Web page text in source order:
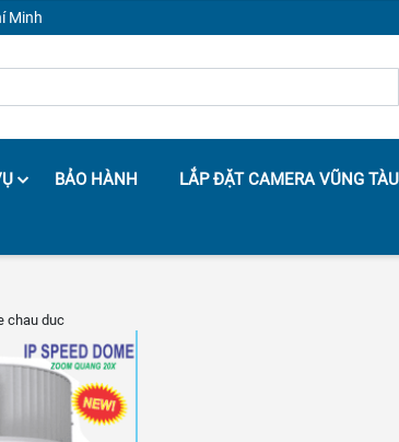
Minh
BẢO HÀNH
LẮP ĐẶT CAMERA VŨNG TÀU
chau duc